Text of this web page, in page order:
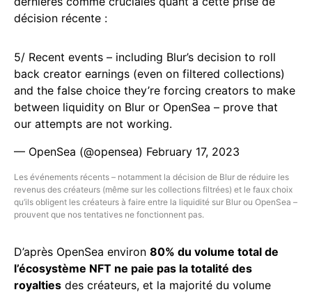
décision récente :
5/ Recent events – including Blur’s decision to roll
back creator earnings (even on filtered collections)
and the false choice they’re forcing creators to make
between liquidity on Blur or OpenSea – prove that
our attempts are not working.
— OpenSea (@opensea) February 17, 2023
Les événements récents – notamment la décision de Blur de réduire les
revenus des créateurs (même sur les collections filtrées) et le faux choix
qu’ils obligent les créateurs à faire entre la liquidité sur Blur ou OpenSea –
prouvent que nos tentatives ne fonctionnent pas.
D’après OpenSea environ 80% du volume total de
l’écosystème NFT ne paie pas la totalité des
royalties des créateurs, et la majorité du volume